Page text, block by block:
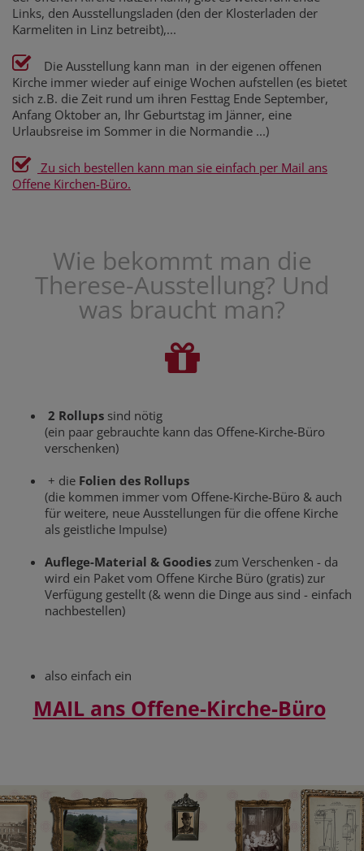
Links, den Ausstellungsladen (den der Klosterladen der
Karmeliten in Linz betreibt),...
Die Ausstellung kann man in der eigenen offenen
Kirche immer wieder auf einige Wochen aufstellen (es bietet
sich z.B. die Zeit rund um ihren Festtag Ende September,
Anfang Oktober an, Ihr Geburtstag im Jänner, eine
Urlaubsreise im Sommer in die Normandie ...)
Zu sich bestellen kann man sie einfach per Mail ans
Offene Kirchen-Büro.
Wie bekommt man die
Therese-Ausstellung? Und
was braucht man?
2 Rollups sind nötig
(ein paar gebrauchte kann das Offene-Kirche-Büro
verschenken)
+ die Folien des Rollups
(die kommen immer vom Offene-Kirche-Büro & auch
für weitere, neue Ausstellungen für die offene Kirche
als geistliche Impulse)
Auflege-Material & Goodies zum Verschenken - da
wird ein Paket vom Offene Kirche Büro (gratis) zur
Verfügung gestellt (& wenn die Dinge aus sind - einfach
nachbestellen)
also einfach ein
MAIL ans Offene-Kirche-Büro